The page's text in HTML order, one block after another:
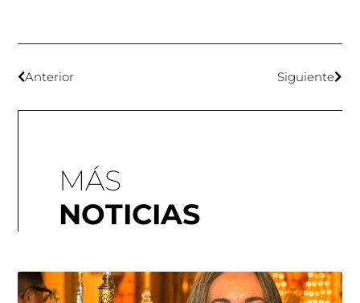
Anterior Siguiente
MÁS
NOTICIAS